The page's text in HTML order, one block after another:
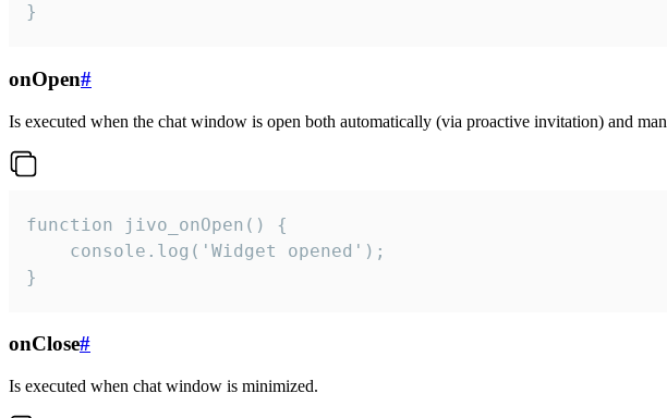
}
onOpen#
Is executed when the chat window is open both automatically (via proactive invitation) and
function jivo_onOpen() {
    console.log('Widget opened');
}
onClose#
Is executed when chat window is minimized.